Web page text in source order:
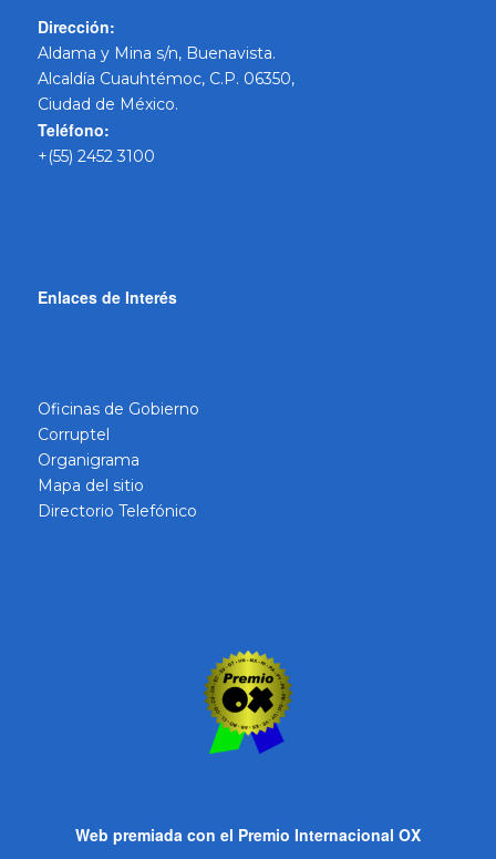
Dirección:
Aldama y Mina s/n, Buenavista.
Alcaldía Cuauhtémoc, C.P. 06350,
Ciudad de México.
Teléfono:
+(55) 2452 3100
Enlaces de Interés
Oficinas de Gobierno
Corruptel
Organigrama
Mapa del sitio
Directorio Telefónico
Web premiada con el Premio Internacional OX